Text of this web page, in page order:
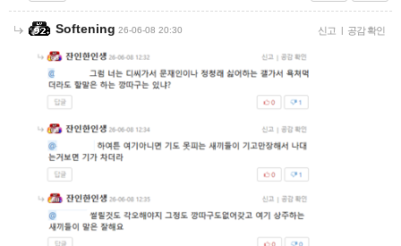
Softening 26-06-08 20:30 신고 | 공감 확인